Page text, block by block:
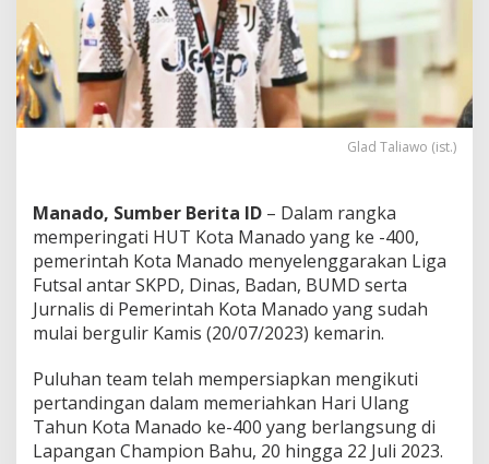
l
a
d
T
a
l
i
:
I
n
i
M
o
m
t
u
m
u
Glad Taliawo (ist.)
Manado, Sumber Berita ID – Dalam rangka
memperingati HUT Kota Manado yang ke -400,
pemerintah Kota Manado menyelenggarakan Liga
Futsal antar SKPD, Dinas, Badan, BUMD serta
Jurnalis di Pemerintah Kota Manado yang sudah
mulai bergulir Kamis (20/07/2023) kemarin.
Puluhan team telah mempersiapkan mengikuti
pertandingan dalam memeriahkan Hari Ulang
Tahun Kota Manado ke-400 yang berlangsung di
Lapangan Champion Bahu, 20 hingga 22 Juli 2023.